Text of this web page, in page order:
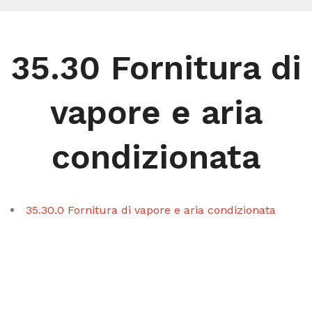
35.30 Fornitura di
vapore e aria
condizionata
35.30.0 Fornitura di vapore e aria condizionata